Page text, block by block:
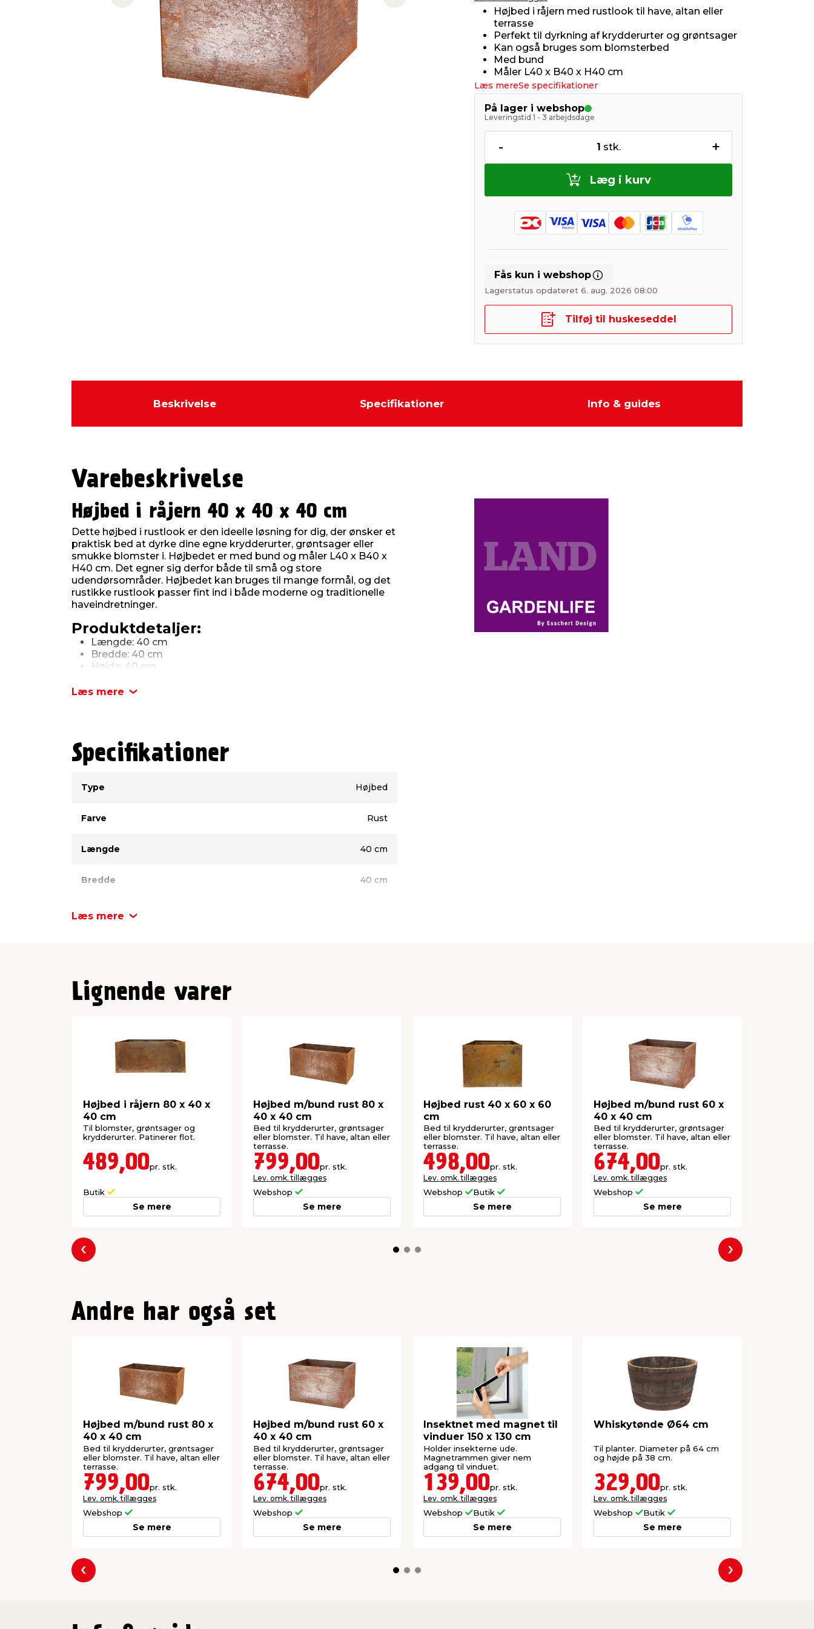
Previous slide Next slide
Højbed i råjern med rustlook til have, altan eller
terrasse
Perfekt til dyrkning af krydderurter og grøntsager
Kan også bruges som blomsterbed
Med bund
Måler L40 x B40 x H40 cm
Læs mereSe specifikationer
På lager i webshop
Leveringstid 1 - 3 arbejdsdage
- 1 stk. +
Læg i kurv
Fås kun i webshop
Lagerstatus opdateret 6. aug. 2026 08:00
Tilføj til huskeseddel
Beskrivelse Specifikationer Info & guides
Varebeskrivelse
Højbed i råjern 40 x 40 x 40 cm
Dette højbed i rustlook er den ideelle løsning for dig, der ønsker et
praktisk bed at dyrke dine egne krydderurter, grøntsager eller
smukke blomster i. Højbedet er med bund og måler L40 x B40 x
H40 cm. Det egner sig derfor både til små og store
udendørsområder. Højbedet kan bruges til mange formål, og det
rustikke rustlook passer fint ind i både moderne og traditionelle
haveindretninger.
Produktdetaljer:
Længde: 40 cm
Bredde: 40 cm
Højde: 40 cm
Læs mere
Specifikationer
Type
Højbed
Farve Rust
Længde 40 cm
Bredde 40 cm
Læs mere
Lignende varer
Højbed i råjern 80 x 40 x
40 cm
Til blomster, grøntsager og
krydderurter. Patinerer flot.
489,00pr. stk.
Butik
Se mere
Højbed m/bund rust 80 x
40 x 40 cm
Bed til krydderurter, grøntsager
eller blomster. Til have, altan eller
terrasse.
799,00pr. stk.
Lev. omk. tillægges
Webshop
Se mere
Højbed rust 40 x 60 x 60
cm
Bed til krydderurter, grøntsager
eller blomster. Til have, altan eller
terrasse.
498,00pr. stk.
Lev. omk. tillægges
Webshop Butik
Se mere
Højbed m/bund rust 60 x
40 x 40 cm
Bed til krydderurter, grøntsager
eller blomster. Til have, altan eller
terrasse.
674,00pr. stk.
Lev. omk. tillægges
Webshop
Se mere
Forrige Næste
Andre har også set
Højbed m/bund rust 80 x
40 x 40 cm
Bed til krydderurter, grøntsager
eller blomster. Til have, altan eller
terrasse.
799,00pr. stk.
Lev. omk. tillægges
Webshop
Se mere
Højbed m/bund rust 60 x
40 x 40 cm
Bed til krydderurter, grøntsager
eller blomster. Til have, altan eller
terrasse.
674,00pr. stk.
Lev. omk. tillægges
Webshop
Se mere
Insektnet med magnet til
vinduer 150 x 130 cm
Holder insekterne ude.
Magnetrammen giver nem
adgang til vinduet.
139,00pr. stk.
Lev. omk. tillægges
Webshop Butik
Se mere
Whiskytønde Ø64 cm
Til planter. Diameter på 64 cm
og højde på 38 cm.
329,00pr. stk.
Lev. omk. tillægges
Webshop Butik
Se mere
Forrige Næste